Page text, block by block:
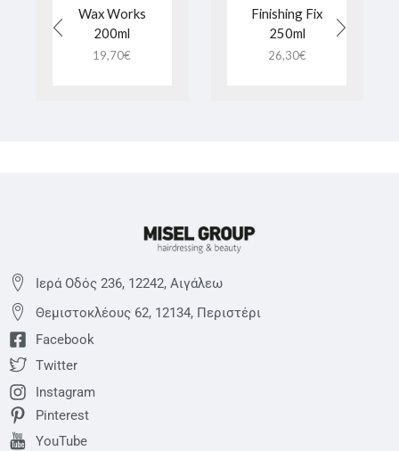
Wax Works
200ml
19,70€
Finishing Fix
250ml
26,30€
Ιερά Οδός 236, 12242, Αιγάλεω
Θεμιστoκλέους 62, 12134, Περιστέρι
Facebook
Twitter
Instagram
Pinterest
YouTube